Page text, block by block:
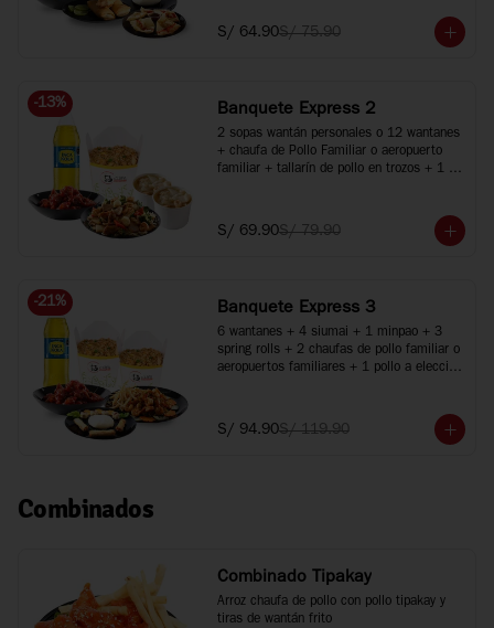
S/ 64.90S/ 75.90
-13% Banquete Express 2
2 sopas wantán personales o 12 wantanes
+ chaufa de Pollo Familiar o aeropuerto
familiar + tallarín de pollo en trozos + 1
S/ 69.90S/ 79.90
-21% Banquete Express 3
6 wantanes + 4 siumai + 1 minpao + 3
spring rolls + 2 chaufas de pollo familiar o
aeropuertos familiares + 1 pollo a elección
S/ 94.90S/ 119.90
Combinados
Combinado Tipakay
Arroz chaufa de pollo con pollo tipakay y
tiras de wantán frito